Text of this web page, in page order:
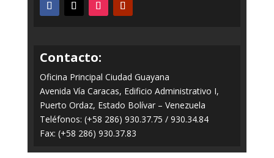
Contacto:
Oficina Principal Ciudad Guayana
Avenida Vía Caracas, Edificio Administrativo I,
Puerto Ordaz, Estado Bolívar – Venezuela
Teléfonos: (+58 286) 930.37.75 / 930.34.84
Fax: (+58 286) 930.37.83